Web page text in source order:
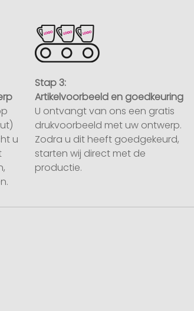
u
Stap 3:
Artikelvoorbeeld en goedkeuring
U ontvangt van ons een gratis
drukvoorbeeld met uw ontwerp.
Zodra u dit heeft goedgekeurd,
starten wij direct met de
productie.